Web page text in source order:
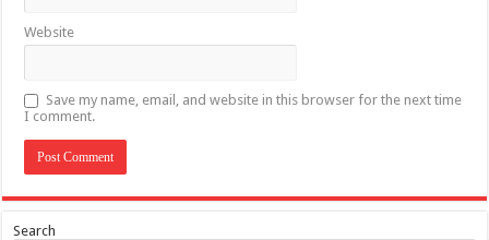
Website
Save my name, email, and website in this browser for the next time
I comment.
Search